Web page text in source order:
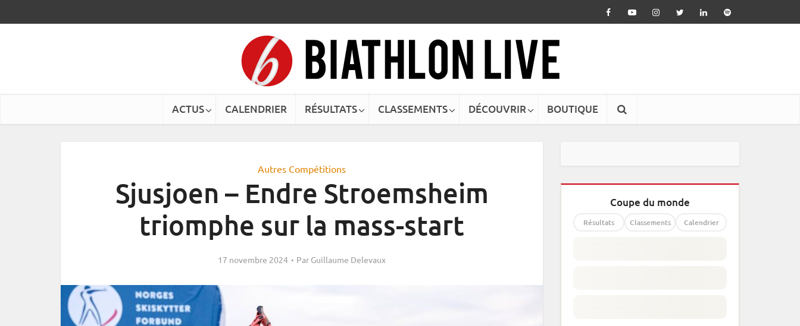
ACTUS CALENDRIER RÉSULTATS CLASSEMENTS DÉCOUVRIR BOUTIQUE
Autres Compétitions
Sjusjoen – Endre Stroemsheim
triomphe sur la mass-start
17 novembre 2024 Par Guillaume Delevaux
Coupe du monde
Résultats Classements Calendrier